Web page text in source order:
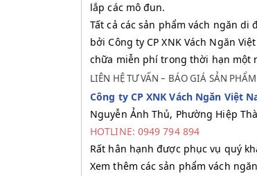
lắp các mô đun.
Tất cả các sản phẩm vách ngăn
bởi Công ty CP XNK Vách Ngăn
chữa miễn phí trong thời hạn một
LIÊN HỆ TƯ VẤN – BÁO GIÁ SẢN PHẨM
Công ty CP XNK Vách Ngăn Việt
Nguyễn Ảnh Thủ, Phường Hiệp
HOTLINE: 0949 794 894
Rất hân hạnh được phục vụ quý
Xem thêm các sản phẩm vách